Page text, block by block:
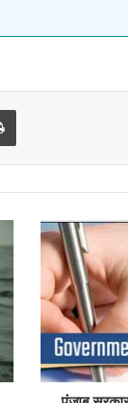
Print
पंजाब
सरकार
हजार
अधिकारियों-
कर्मचारियों
को
नौकरी